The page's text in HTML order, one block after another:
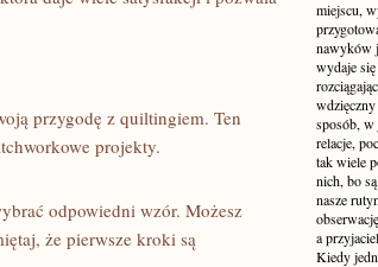
przygodę z quiltingiem. Ten
projekty.
odpowiedni wzór. Możesz
że pierwsze ⁣kroki są
miejscu,
nawyków
wydaje
wdzięczny
sposób,
relacje,
tak wiele
nich, bo
nasze
a
Kiedy